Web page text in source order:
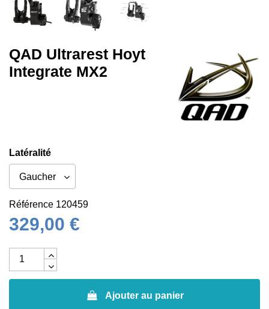
QAD Ultrarest Hoyt
Integrate MX2
Latéralité
Référence 120459
329,00 €
Ajouter au panier